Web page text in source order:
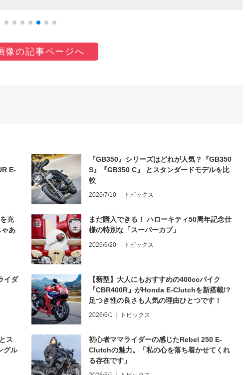
像の記事ページへ
E-
『GB350』シリーズはどれが人気？『GB350
S』『GB350 C』 とスタンダードモデルを比
較
2026/7/10 トピックス
充
ゃあ
まだ購入できる！ ハローキティ50周年記念仕
様の特別な「スーパーカブ」
2026/6/20 トピックス
イダ
【新型】大人にもおすすめの400ccバイク
『CBR400R』がHonda E-Clutchを新搭載!?
足つき性の良さも人気の理由ひとつです！
2026/6/1 トピックス
ス
グル
初心者ママライダーの感じたRebel 250 E-
Clutchの魅力。「私の心を落ち着かせてくれ
る存在です」